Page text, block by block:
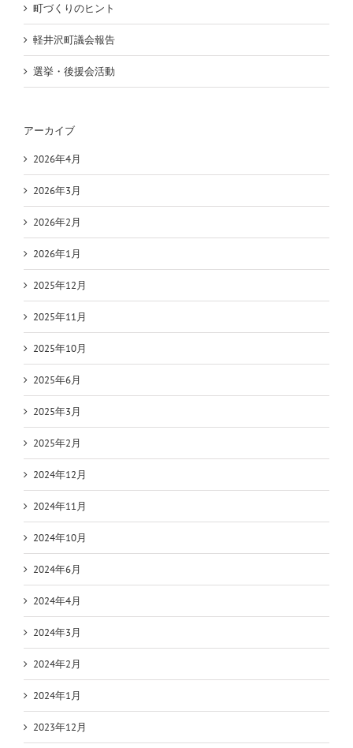
町づくりのヒント
軽井沢町議会報告
選挙・後援会活動
アーカイブ
2026年4月
2026年3月
2026年2月
2026年1月
2025年12月
2025年11月
2025年10月
2025年6月
2025年3月
2025年2月
2024年12月
2024年11月
2024年10月
2024年6月
2024年4月
2024年3月
2024年2月
2024年1月
2023年12月